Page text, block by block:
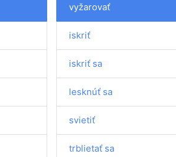
vyžarovať
iskriť
iskriť sa
lesknúť sa
svietiť
trblietať sa